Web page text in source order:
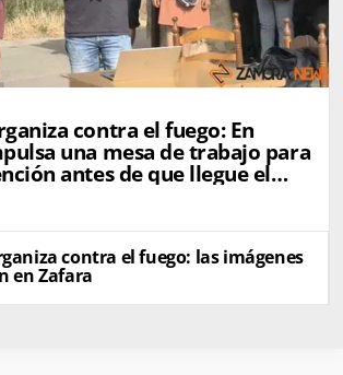
contra el fuego: En
una mesa de trabajo para
antes de que llegue el
contra el fuego: las imágenes
en Zafara